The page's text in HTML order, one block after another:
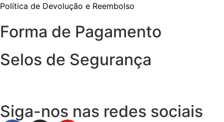
Política de Devolução e Reembolso
Forma de Pagamento
Selos de Segurança
Siga-nos nas redes sociais